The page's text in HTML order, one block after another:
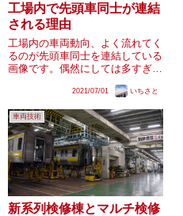
工場内で先頭車同士が連結
される理由
工場内の車両動向、よく流れてく
るのが先頭車同士を連結している
画像です。偶然にしては多すぎる
思いますが、その理由をまとめま
め、この記事で紹介できていない
理由で先頭車を向かい合わせにし
て...
2021/07/01 いちさと
車両技術
新系列検修棟とマルチ検修